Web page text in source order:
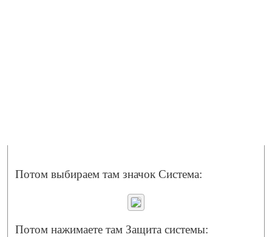
Потом выбираем там значок Система:
Потом нажимаете там Защита системы: